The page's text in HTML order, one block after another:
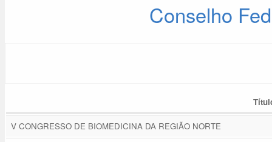
Conselho
V CONGRESSO DE BIOMEDICINA DA REGIÃO NORTE